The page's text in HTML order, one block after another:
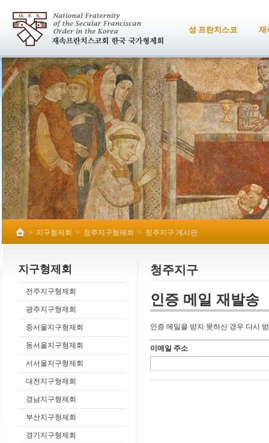
성 프란치스코 재
> 지구형제회 > 청주지구형제회 > 청주지구 게시판
청주지구
인증 메일 재발송
인증 메일을 받지 못하신 경우 다시
이메일 주소
지구형제회
전주지구형제회
광주지구형제회
중서울지구형제회
동서울지구형제회
서서울지구형제회
대전지구형제회
경남지구형제회
부산지구형제회
경기지구형제회